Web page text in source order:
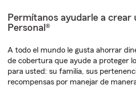
Permítanos ayudarle a crear
Personal®
A todo el mundo le gusta ahorrar
de cobertura que ayude a proteger
para usted: su familia, sus
recompensas por manejar de